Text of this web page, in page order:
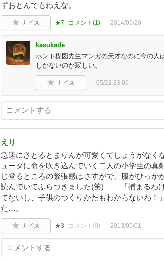
ずおとんでもねえな。
ナイス ★7 コメント(1) 2014/05/20
kasukade
ホント楳図先生マンガの天才なのに今の人
しかないのが寂しい。
ナイス 05/22 23:06
えり
急速にさとるとまりんが可愛くてしょうがなく
ュータに命を吹き込んでいく二人の小学生の真
じ登るところの緊張感はさすがで、服がひっか
読んでいてふらつきました(笑) ——「捕まるわ
てないし、子供のつくりかたもわからないわ！
た…。
ナイス ★3 コメント(0) 2013/05/01